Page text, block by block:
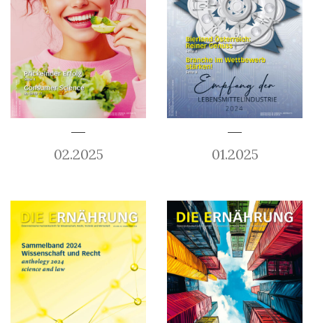
02.2025 01.2025